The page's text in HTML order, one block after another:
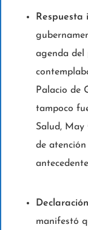
Respuesta
agenda del
Palacio de
tampoco
Salud, May
de
manifestó